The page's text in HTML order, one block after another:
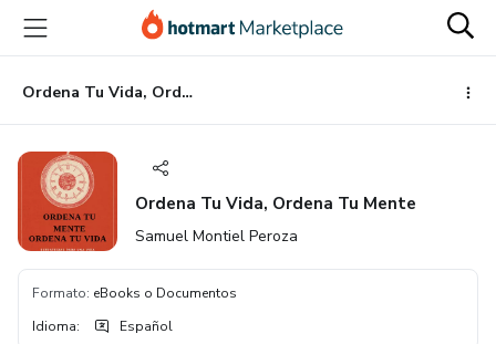
principal
página
de
página
Ordena Tu Vida, Ordena Tu Mente
Ordena Tu Vida, Ordena Tu Mente
Samuel Montiel Peroza
Formato: eBooks o Documentos
Idioma: Español